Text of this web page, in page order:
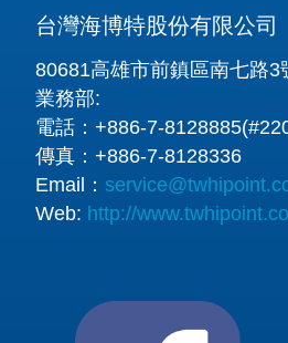
台灣海博特股份有限公司
80681高雄市前鎮區南七路3
業務部:
電話： +886-7-
傳真： +886-7-8128336
Email：
Web: http://